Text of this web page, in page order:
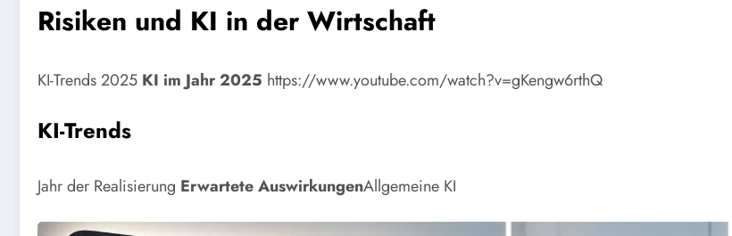
Risiken und KI in der Wirtschaft
KI-Trends 2025 KI im Jahr 2025 https://www.youtube.com/watch?v=gKengw6rthQ
KI-Trends
Jahr der Realisierung Erwartete AuswirkungenAllgemeine KI